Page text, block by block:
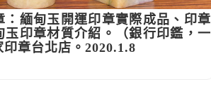
：緬甸玉開運印章實際成品、印章
玉印章材質介紹。（銀行印鑑，一
印章台北店。2020.1.8